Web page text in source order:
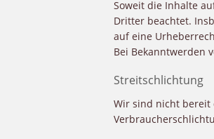
Soweit die Inhalte
Dritter beachtet.
auf eine
Bei Bekanntwerden
Streitschlichtung
Wir sind nicht bereit